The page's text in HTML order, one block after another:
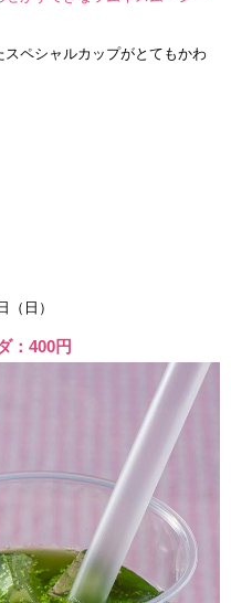
ペシャルカップがとてもかわ
日）
：400円